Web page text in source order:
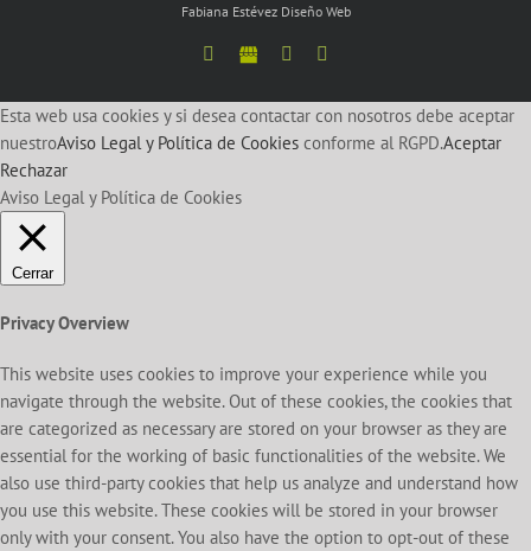
Fabiana Estévez Diseño Web
Facebook
Google Twitter
Esta web usa cookies y si desea contactar con nosotros debe aceptar
nuestroAviso Legal y Política de Cookies conforme al RGPD.Aceptar
Rechazar
Aviso Legal y Política de Cookies
Cerrar
Privacy Overview
This website uses cookies to improve your experience while you
navigate through the website. Out of these cookies, the cookies that
are categorized as necessary are stored on your browser as they are
essential for the working of basic functionalities of the website. We
also use third-party cookies that help us analyze and understand how
you use this website. These cookies will be stored in your browser
only with your consent. You also have the option to opt-out of these